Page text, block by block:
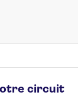
circuit